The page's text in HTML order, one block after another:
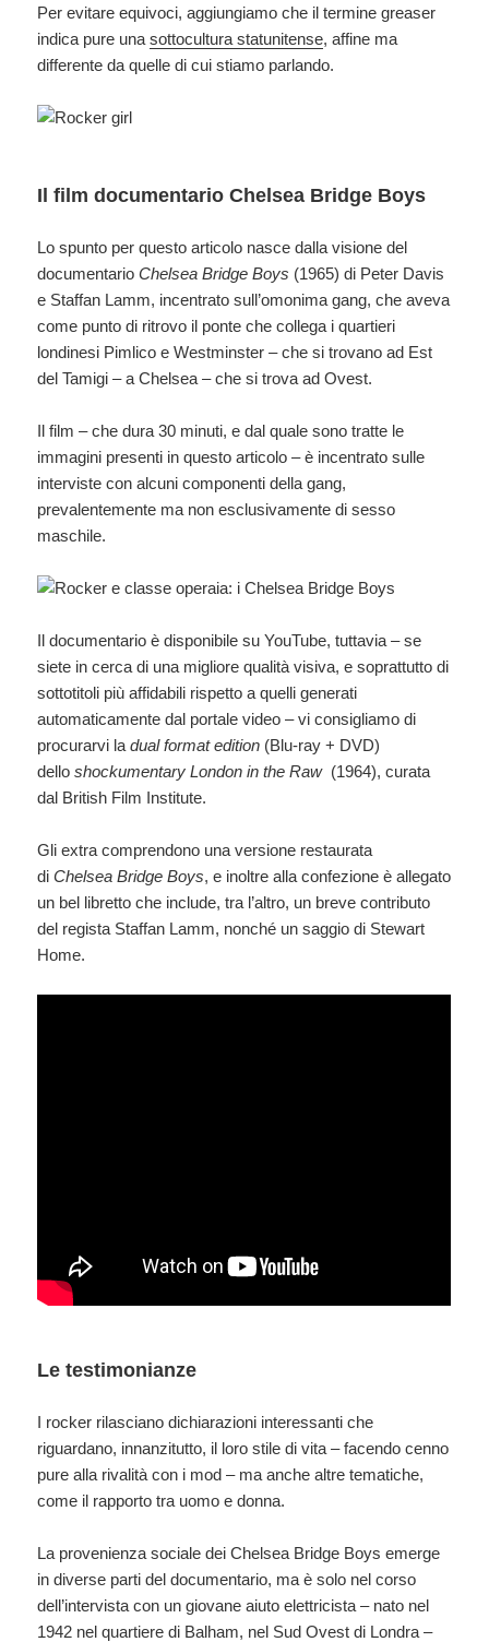
Per evitare equivoci, aggiungiamo che il termine greaser
indica pure unasottocultura statunitense, affine ma
differente da quelle di cui stiamo parlando.
Il film documentario Chelsea Bridge Boys
Lo spunto per questo articolo nasce dalla visione del
documentarioChelsea Bridge Boys (1965) di Peter Davis
e Staffan Lamm, incentrato sull’omonima gang, che aveva
come punto di ritrovo il ponte che collega i quartieri
londinesi Pimlico e Westminster – che si trovano ad Est
del Tamigi – a Chelsea – che si trova ad Ovest.
Il film – che dura 30 minuti, e dal quale sono tratte le
immagini presenti in questo articolo – è incentrato sulle
interviste con alcuni componenti della gang,
prevalentemente ma non esclusivamente di sesso
maschile.
Il documentario è disponibile su YouTube, tuttavia – se
siete in cerca di una migliore qualità visiva, e soprattutto di
sottotitoli più affidabili rispetto a quelli generati
automaticamente dal portale video – vi consigliamo di
procurarvi ladual format edition (Blu-ray + DVD)
delloshockumentaryLondon in the Raw(1964), curata
dal British Film Institute.
Gli extra comprendono una versione restaurata
diChelsea Bridge Boys, e inoltre alla confezione è allegato
un bel libretto che include, tra l’altro, un breve contributo
del regista Staffan Lamm, nonché un saggio di Stewart
Home.
Le testimonianze
I rocker rilasciano dichiarazioni interessanti che
riguardano, innanzitutto, il loro stile di vita – facendo cenno
pure alla rivalità con i mod – ma anche altre tematiche,
come il rapporto tra uomo e donna.
La provenienza sociale dei Chelsea Bridge Boys emerge
in diverse parti del documentario, ma è solo nel corso
dell’intervista con un giovane aiuto elettricista – nato nel
1942 nel quartiere di Balham, nel Sud Ovest di Londra –